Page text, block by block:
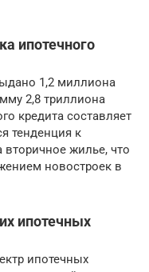
ипотечного
1,2 миллиона
2,8 триллиона
кредита составляет
тенденция к
вторичное жилье, что
новостроек в
ипотечных
ипотечных